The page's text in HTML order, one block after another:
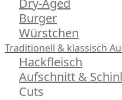
Dry-Aged
Burger
Würstchen
Traditionell & klassisch
Hackfleisch
Aufschnitt &
Cuts